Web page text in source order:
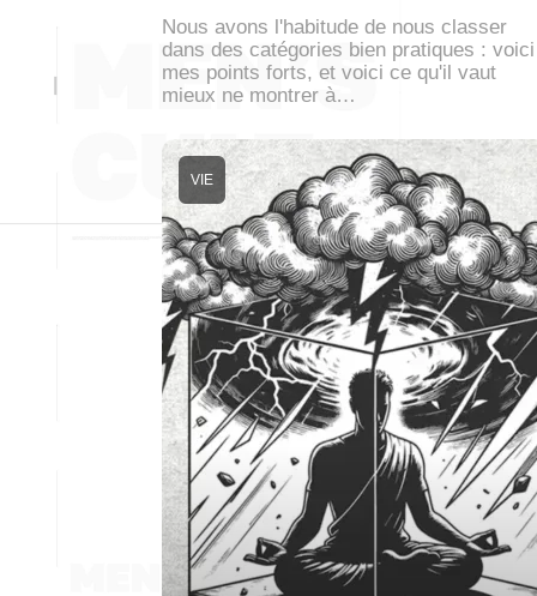
Nous avons l'habitude de nous classer
dans des catégories bien pratiques : voici
mes points forts, et voici ce qu'il vaut
mieux ne montrer à…
VIE